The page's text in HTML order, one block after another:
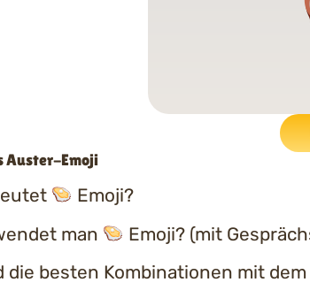
Auster-Emoji
Emoji?
man
Emoji? (mit
die besten Kombinationen mit dem